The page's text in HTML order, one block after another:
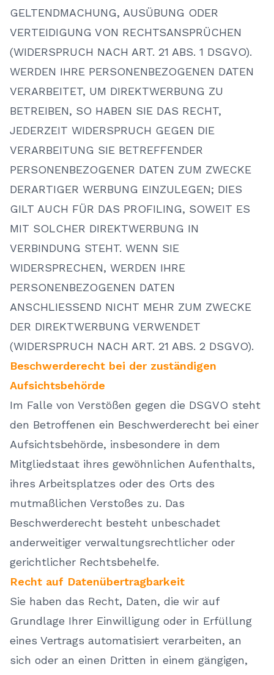
GELTENDMACHUNG, AUSÜBUNG ODER
VERTEIDIGUNG VON RECHTSANSPRÜCHEN
(WIDERSPRUCH NACH ART. 21 ABS. 1 DSGVO).
WERDEN IHRE PERSONENBEZOGENEN DATEN
VERARBEITET, UM DIREKTWERBUNG ZU
BETREIBEN, SO HABEN SIE DAS RECHT,
JEDERZEIT WIDERSPRUCH GEGEN DIE
VERARBEITUNG SIE BETREFFENDER
PERSONENBEZOGENER DATEN ZUM ZWECKE
DERARTIGER WERBUNG EINZULEGEN; DIES
GILT AUCH FÜR DAS PROFILING, SOWEIT ES
MIT SOLCHER DIREKTWERBUNG IN
VERBINDUNG STEHT. WENN SIE
WIDERSPRECHEN, WERDEN IHRE
PERSONENBEZOGENEN DATEN
ANSCHLIESSEND NICHT MEHR ZUM ZWECKE
DER DIREKTWERBUNG VERWENDET
(WIDERSPRUCH NACH ART. 21 ABS. 2 DSGVO).
Beschwerderecht bei der zuständigen
Aufsichtsbehörde
Im Falle von Verstößen gegen die DSGVO steht
den Betroffenen ein Beschwerderecht bei einer
Aufsichtsbehörde, insbesondere in dem
Mitgliedstaat ihres gewöhnlichen Aufenthalts,
ihres Arbeitsplatzes oder des Orts des
mutmaßlichen Verstoßes zu. Das
Beschwerderecht besteht unbeschadet
anderweitiger verwaltungsrechtlicher oder
gerichtlicher Rechtsbehelfe.
Recht auf Datenübertragbarkeit
Sie haben das Recht, Daten, die wir auf
Grundlage Ihrer Einwilligung oder in Erfüllung
eines Vertrags automatisiert verarbeiten, an
sich oder an einen Dritten in einem gängigen,